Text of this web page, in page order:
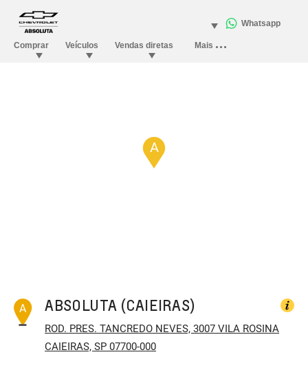
A
A ABSOLUTA (CAIEIRAS)
ROD. PRES. TANCREDO NEVES, 3007 VILA ROSINA
CAIEIRAS, SP 07700-000